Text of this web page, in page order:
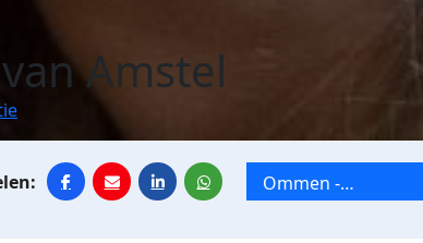
Amstel
Ommen -
Vechtgenotenhuis